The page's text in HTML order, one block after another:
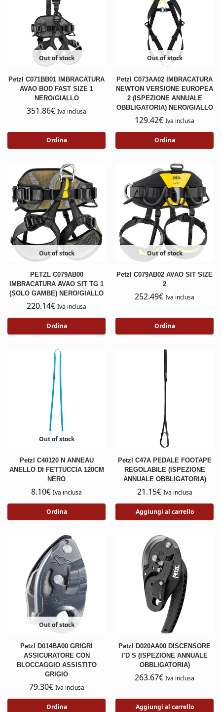
Out of stock
Petzl C071BB01 IMBRACATURA
AVAO BOD FAST SIZE 1
NERO/GIALLO
351.86€ Iva inclusa
Ordina
Out of stock
Petzl C073AA02 IMBRACATURA
NEWTON VERSIONE EUROPEA
2 (ISPEZIONE ANNUALE
OBBLIGATORIA) NERO/GIALLO
129.42€ Iva inclusa
Ordina
Out of stock
PETZL C079AB00
IMBRACATURA AVAO SIT TG 1
(SOLO GAMBE) NERO/GIALLO
220.14€ Iva inclusa
Ordina
Out of stock
Petzl C079AB02 AVAO SIT SIZE
2
252.49€ Iva inclusa
Ordina
Out of stock
Petzl C40120 N ANNEAU
ANELLO DI FETTUCCIA 120CM
NERO
8.10€ Iva inclusa
Ordina
Petzl C47A PEDALE FOOTAPE
REGOLABILE (ISPEZIONE
ANNUALE OBBLIGATORIA)
21.15€ Iva inclusa
Aggiungi al carrello
Out of stock
Petzl D014BA00 GRIGRI
ASSICURATORE CON
BLOCCAGGIO ASSISTITO
GRIGIO
79.30€ Iva inclusa
Ordina
Petzl D020AA00 DISCENSORE
I’D S (ISPEZIONE ANNUALE
OBBLIGATORIA)
263.67€ Iva inclusa
Aggiungi al carrello